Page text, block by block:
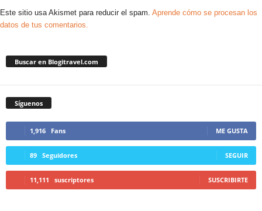
Este sitio usa Akismet para reducir el spam. Aprende cómo se procesan los
datos de tus comentarios.
Buscar en Blogitravel.com
Síguenos
1,916 Fans ME GUSTA
89 Seguidores SEGUIR
11,111 suscriptores SUSCRIBIRTE